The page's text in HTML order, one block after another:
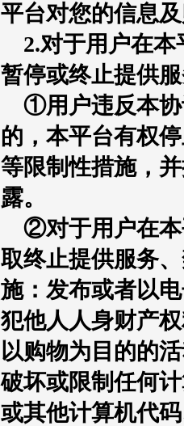
平台对您的信息
2.对于用户在本
暂停或终止提供
①用户违反本协
的，本平台有权
等限制性措施，
露。
②对于用户在本
取终止提供服务
施：发布或者以
犯他人人身财产
以购物为目的的
破坏或限制任何
或其他计算机代